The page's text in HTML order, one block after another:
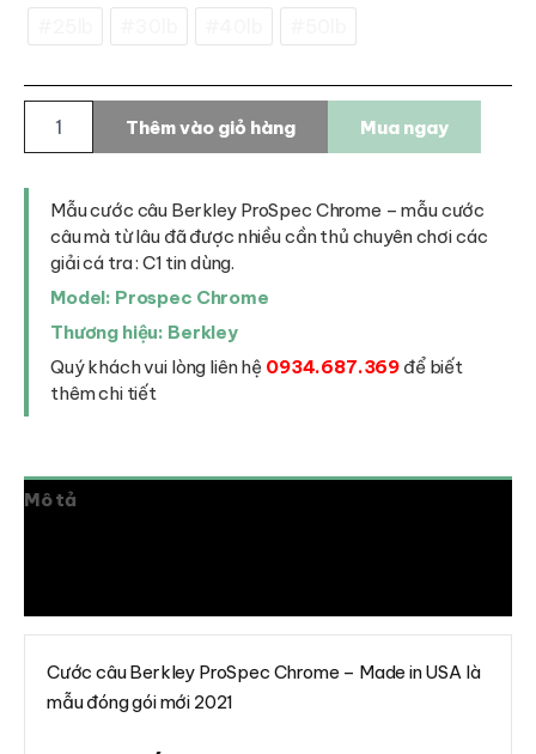
Berkley
ProSpec
Chrome
lượng
Thêm vào giỏ hàng Mua ngay
Mẫu cước câu Berkley ProSpec Chrome – mẫu cước
câu mà từ lâu đã được nhiều cần thủ chuyên chơi các
giải cá tra : C1 tin dùng.
Model: Prospec Chrome
Thương hiệu: Berkley
Quý khách vui lòng liên hệ 0934.687.369 để biết
thêm chi tiết
Mô tả
Cước câu Berkley ProSpec Chrome – Made in USA là
mẫu đóng gói mới 2021